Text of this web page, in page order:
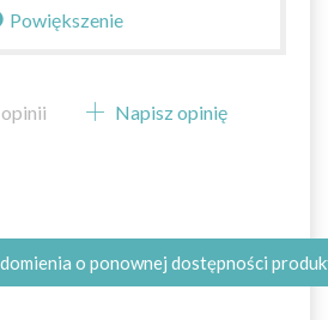
Powiększenie
opinii Napisz opinię
o ponownej dostępności